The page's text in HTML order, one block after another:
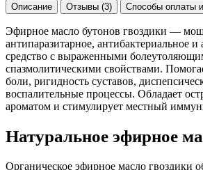
Описание Отзывы (3) Способы оплаты
Эфирное масло бутонов гвоздики —
антипаразитарное, антибактериальное и
средство с выраженными
спазмолитическими свойствами.
боли, ригидность суставов,
воспалительные процессы. Обладает
ароматом и стимулирует местный
Натуральное эфирное
Органическое эфирное масло гвоздики